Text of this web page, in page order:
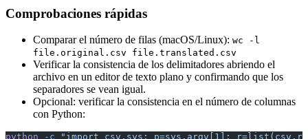
Comprobaciones rápidas
Comparar el número de filas (macOS/Linux): wc -l
file.original.csv file.translated.csv
Verificar la consistencia de los delimitadores abriendo el
archivo en un editor de texto plano y confirmando que los
separadores se vean igual.
Opcional: verificar la consistencia en el número de columnas
con Python:
python -c "import csv,sys; p=sys.argv[1];